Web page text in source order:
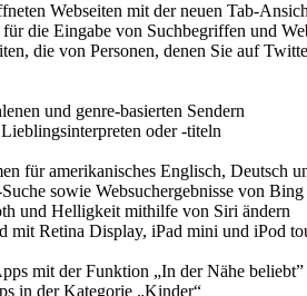
Webseiten mit der neuen Tab-
die Eingabe von Suchbegriffen und
die von Personen, denen Sie auf
und genre-basierten Sendern
oder -titeln
für amerikanisches Englisch, Deutsch
sowie Websuchergebnisse von Bing
und Helligkeit mithilfe von Siri ändern
mit Retina Display, iPad mini und iPod
mit der Funktion „In der Nähe beliebt”
in der Kategorie „Kinder“